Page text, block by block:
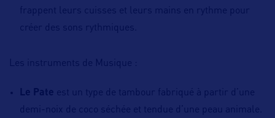
frappent leurs cuisses et leurs mains en rythme pour
créer des sons rythmiques.
Les instruments de Musique :
Le Pate est un type de tambour fabriqué à partir d’une
demi-noix de coco séchée et tendue d’une peau animale.